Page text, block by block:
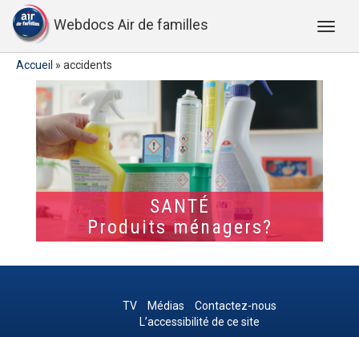
Webdocs Air de familles
Accueil » accidents
SANTÉ
Produits ménagers?
TV Médias
Contactez-nous
L’accessibilité de ce site